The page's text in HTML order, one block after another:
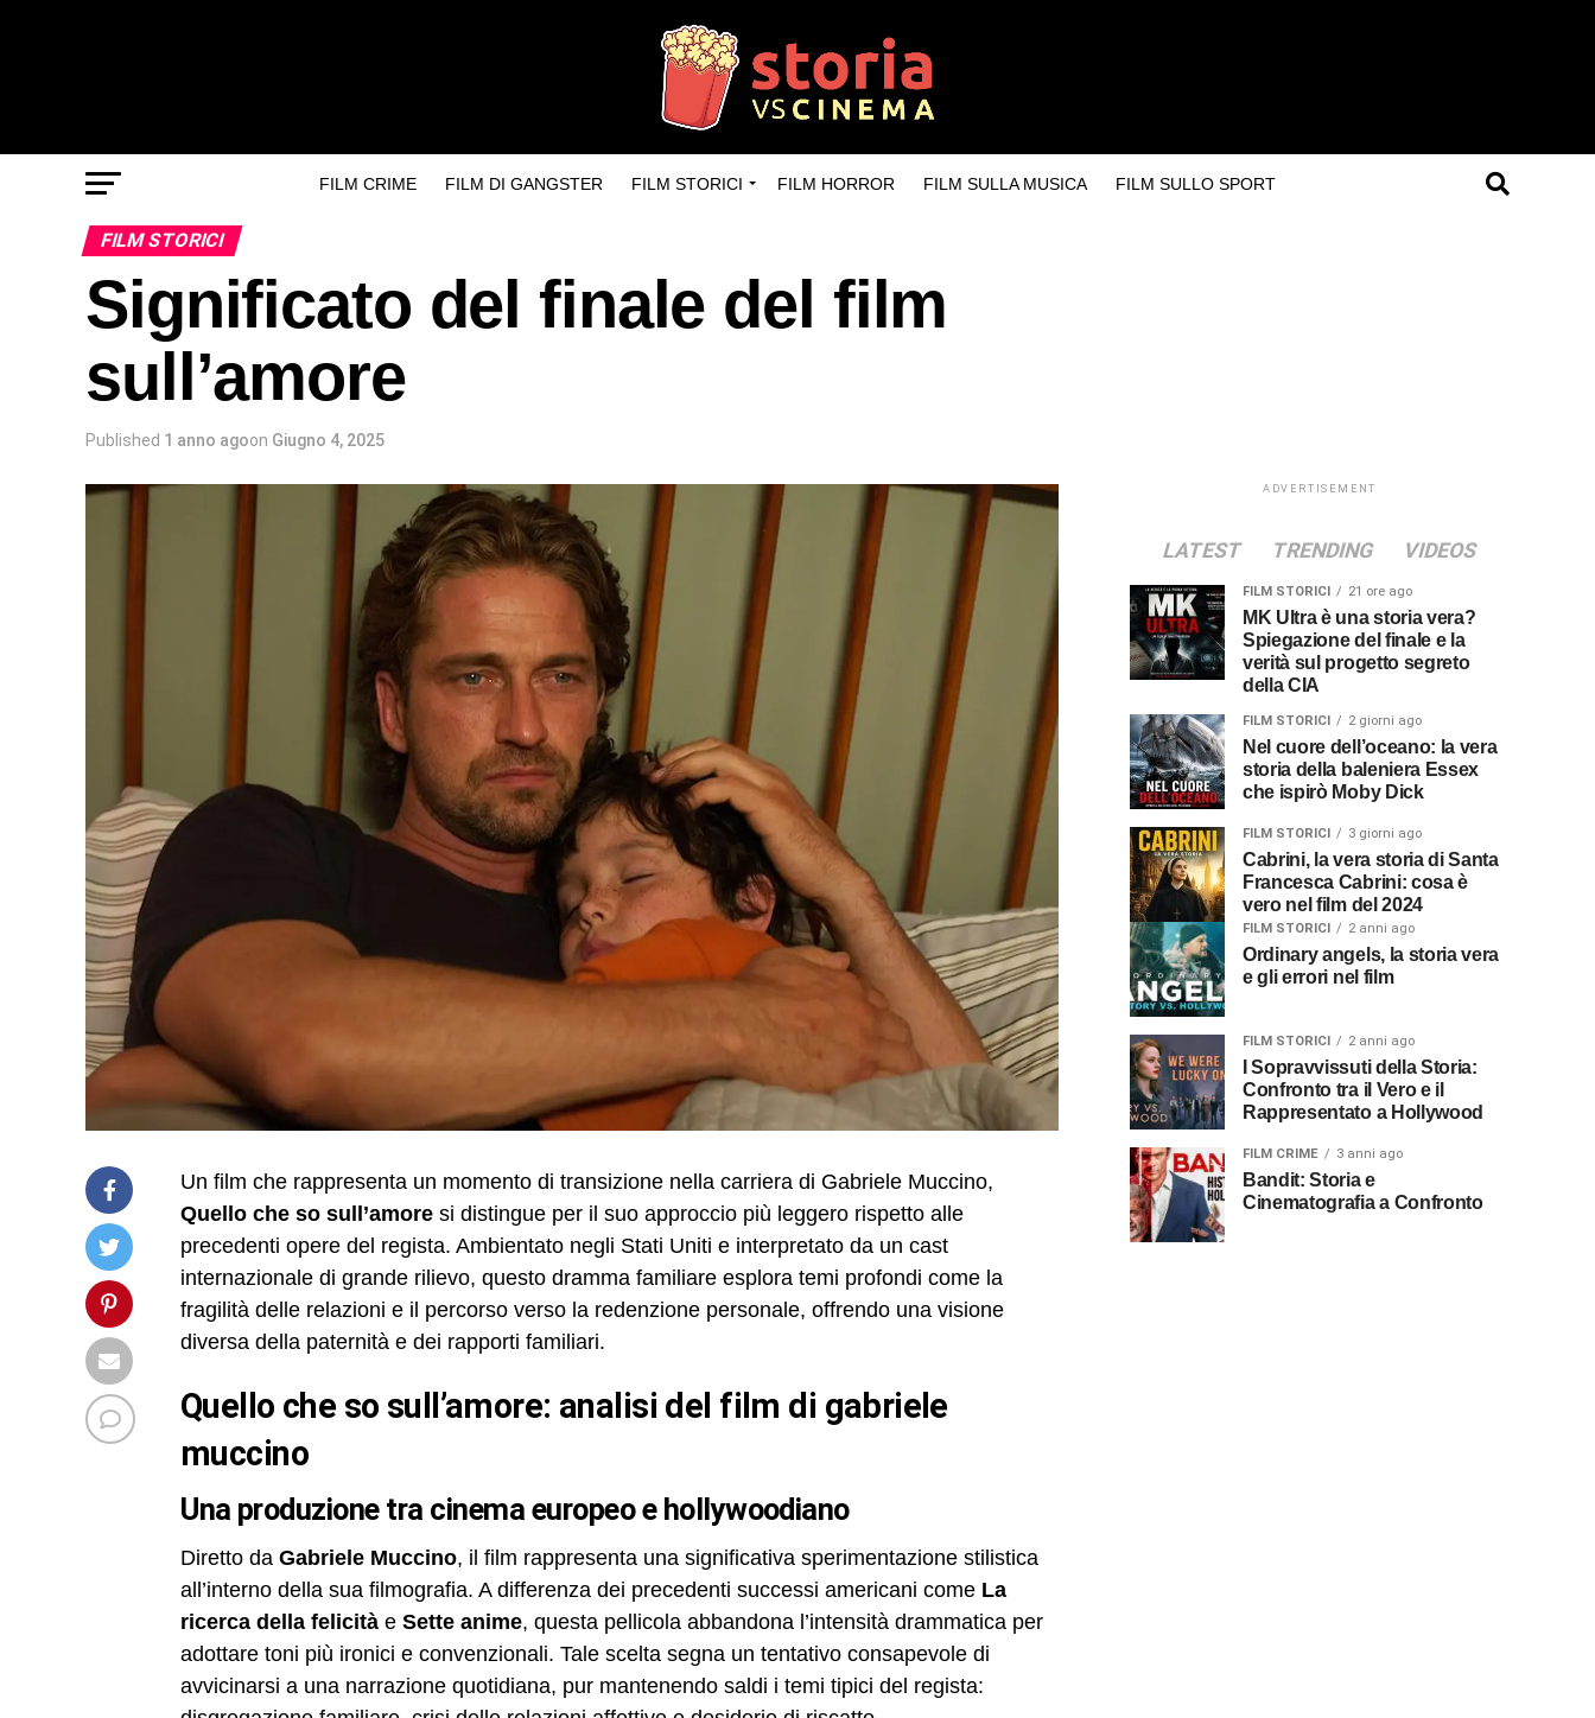
FILM CRIME FILM DI GANGSTER FILM STORICI FILM HORROR FILM SULLA MUSICA FILM SULLO SPORT
FILM STORICI
Significato del finale del film
sull’amore
Published 1 anno agoon Giugno 4, 2025
Un film che rappresenta un momento di transizione nella carriera di Gabriele Muccino,
Quello che so sull’amore si distingue per il suo approccio più leggero rispetto alle
precedenti opere del regista. Ambientato negli Stati Uniti e interpretato da un cast
internazionale di grande rilievo, questo dramma familiare esplora temi profondi come la
fragilità delle relazioni e il percorso verso la redenzione personale, offrendo una visione
diversa della paternità e dei rapporti familiari.
quello che so sull’amore: analisi del film di gabriele
muccino
una produzione tra cinema europeo e hollywoodiano
Diretto da Gabriele Muccino, il film rappresenta una significativa sperimentazione stilistica
all’interno della sua filmografia. A differenza dei precedenti successi americani come La
ricerca della felicità e Sette anime, questa pellicola abbandona l’intensità drammatica per
adottare toni più ironici e convenzionali. Tale scelta segna un tentativo consapevole di
avvicinarsi a una narrazione quotidiana, pur mantenendo saldi i temi tipici del regista:
ADVERTISEMENT
LATEST TRENDING VIDEOS
FILM STORICI 21 ore ago
MK Ultra è una storia vera?
Spiegazione del finale e la
verità sul progetto segreto
della CIA
FILM STORICI 2 giorni ago
Nel cuore dell’oceano: la vera
storia della baleniera Essex
che ispirò Moby Dick
FILM STORICI 3 giorni ago
Cabrini, la vera storia di Santa
Francesca Cabrini: cosa è
vero nel film del 2024
FILM STORICI 2 anni ago
Ordinary angels, la storia vera
e gli errori nel film
FILM STORICI 2 anni ago
Confronto tra il Vero e il
Rappresentato a Hollywood
FILM CRIME 3 anni ago
Bandit: Storia e
Cinematografia a Confronto